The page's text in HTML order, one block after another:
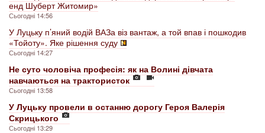
енд Шуберт Житомир»
Сьогодні 14:56
У Луцьку п’яний водій ВАЗа віз вантаж, а той впав і пошкодив
«Тойоту». Яке рішення суду
Сьогодні 14:27
Не суто чоловіча професія: як на Волині дівчата
навчаються на трактористок
Сьогодні 13:58
У Луцьку провели в останню дорогу Героя Валерія
Скрицького
Сьогодні 13:29